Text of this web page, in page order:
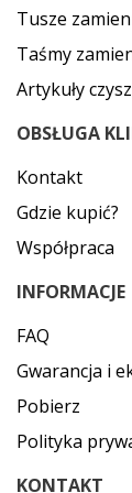
Tusze
Taśmy
Artykuły
OBSŁUGA
Kontakt
Gdzie kupić?
Współpraca
INFORMACJE
FAQ
Gwarancja i
Pobierz
Polityka
KONTAKT